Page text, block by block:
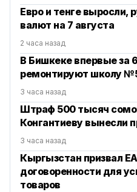
Евро и тенге выросли,
валют на 7 августа
2 часа назад
В Бишкеке впервые за
ремонтируют школу
3 часа назад
Штраф 500 тысяч
Конгантиеву вынесли
3 часа назад
Кыргызстан призвал
договоренности для
товаров